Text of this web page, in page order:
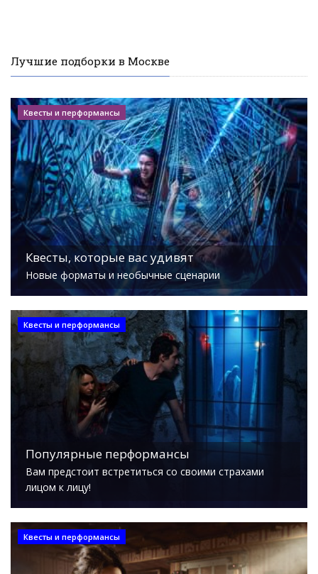
Лучшие подборки в Москве
Квесты и перформансы
Квесты, которые вас удивят
Новые форматы и необычные сценарии
Квесты и перформансы
Популярные перформансы
Вам предстоит встретиться со своими страхами
лицом к лицу!
Квесты и перформансы